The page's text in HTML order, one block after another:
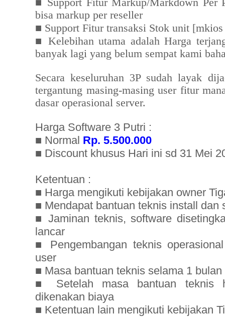
Support Fitur Markup/Markdown Per
bisa markup per reseller
■ Support Fitur transaksi Stok unit
■ Kelebihan utama adalah Harga
banyak lagi yang belum sempat kami
Secara keseluruhan 3P sudah layak
tergantung masing-masing user fitur
dasar operasional server.
Harga Software 3 Putri :
■ Normal Rp. 5.500.000
■ Discount khusus Hari ini sd 31 Mei
Ketentuan :
■ Harga mengikuti kebijakan owner
■ Mendapat bantuan teknis install dan
■ Jaminan teknis, software
lancar
■ Pengembangan teknis
user
■ Masa bantuan teknis selama 1
■ Setelah masa bantuan teknis
dikenakan biaya
■ Ketentuan lain mengikuti kebijakan